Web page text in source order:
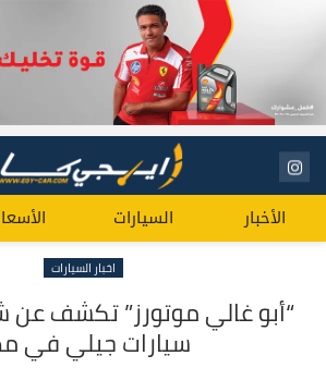
الأخبار السيارات
اخبار السيارات
“أبو غالي موتورز” تكشف
سيارات جيلي في